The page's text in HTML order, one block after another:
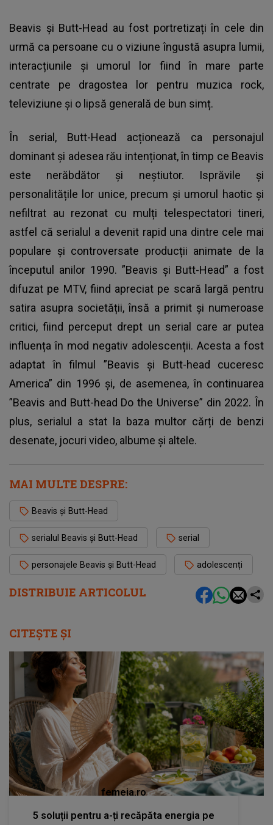
DISTRIBUIE ARTICOLUL
Beavis și Butt-Head au fost portretizați în cele din
urmă ca persoane cu o viziune îngustă asupra lumii,
interacțiunile și umorul lor fiind în mare parte
centrate pe dragostea lor pentru muzica rock,
televiziune și o lipsă generală de bun simț.
În serial, Butt-Head acționează ca personajul
dominant și adesea rău intenționat, în timp ce Beavis
este nerăbdător și neștiutor. Isprăvile și
personalitățile lor unice, precum și umorul haotic și
nefiltrat au rezonat cu mulți telespectatori tineri,
astfel că serialul a devenit rapid una dintre cele mai
populare și controversate producții animate de la
începutul anilor 1990. ”Beavis și Butt-Head” a fost
difuzat pe MTV, fiind apreciat pe scară largă pentru
satira asupra societății, însă a primit și numeroase
critici, fiind perceput drept un serial care ar putea
influența în mod negativ adolescenții. Acesta a fost
adaptat în filmul ”Beavis și Butt-head cuceresc
America” din 1996 și, de asemenea, în continuarea
”Beavis and Butt-head Do the Universe” din 2022. În
plus, serialul a stat la baza multor cărți de benzi
desenate, jocuri video, albume și altele.
MAI MULTE DESPRE:
Beavis și Butt-Head
serialul Beavis și Butt-Head serial
personajele Beavis și Butt-Head adolescenți
CITEȘTE ȘI
femeia.ro
5 soluții pentru a-ți recăpăta energia pe